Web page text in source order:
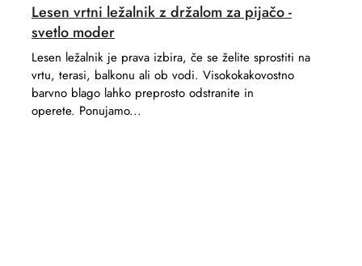
Lesen vrtni ležalnik z držalom za pijačo -
svetlo moder
Lesen ležalnik je prava izbira, če se želite sprostiti na
vrtu, terasi, balkonu ali ob vodi. Visokokakovostno
barvno blago lahko preprosto odstranite in
operete. Ponujamo...